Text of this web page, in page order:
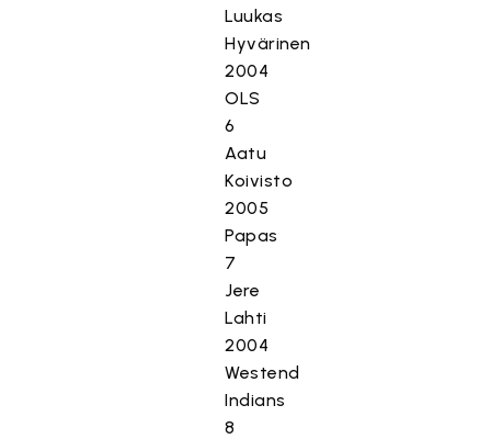
Luukas
Hyvärinen
2004
OLS
6
Aatu
Koivisto
2005
Papas
7
Jere
Lahti
2004
Westend
Indians
8